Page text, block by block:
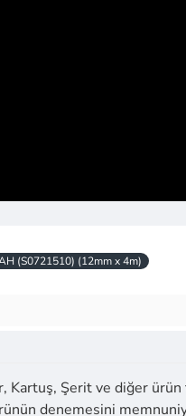
(S0721510) (12mm x 4m)
Şerit ve diğer
denemesini